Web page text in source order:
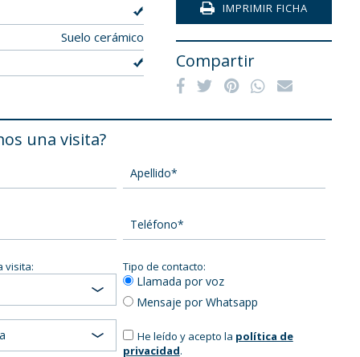
Suelo cerámico
IMPRIMIR FICHA
Compartir
una visita?
visita: Tipo de contacto:
Llamada por voz
Mensaje por Whatsapp
He leído y acepto la política de
privacidad.